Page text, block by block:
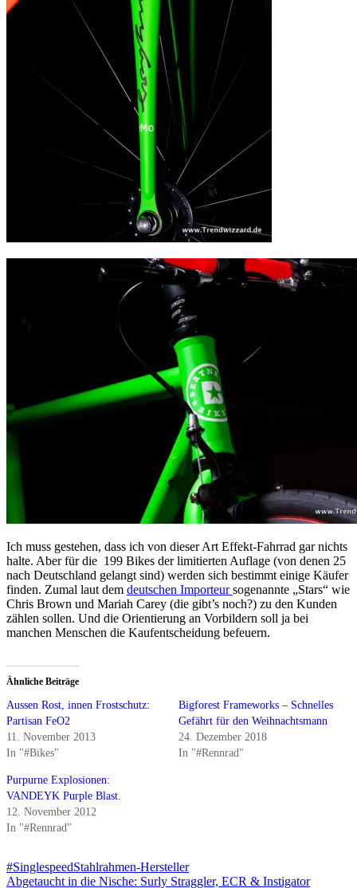
Ich muss gestehen, dass ich von dieser Art Effekt-Fahrrad gar nichts
halte. Aber für die 199 Bikes der limitierten Auflage (von denen 25
nach Deutschland gelangt sind) werden sich bestimmt einige Käufer
finden. Zumal laut dem deutschen Importeursogenannte „Stars“ wie
Chris Brown und Mariah Carey (die gibt’s noch?) zu den Kunden
zählen sollen. Und die Orientierung an Vorbildern soll ja bei
manchen Menschen die Kaufentscheidung befeuern.
Ähnliche Beiträge
Aussen Rost, innen Frostschutz:
Partisan FeO2
11. November 2013
In "#Bikes"
Bigforest Frameworks – Schnelles
Gefährt für den Weihnachtsmann
24. Dezember 2018
In "#Rennrad"
Purpurne Explosionen:
VANDEYK Purple Blast.
12. November 2012
In "#Rennrad"
#SinglespeedStahlrahmen-Hersteller
Abgetaucht in die Nische: Surly Straggler, ECR & Instigator